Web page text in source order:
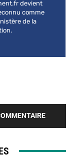
devient
comme
de la